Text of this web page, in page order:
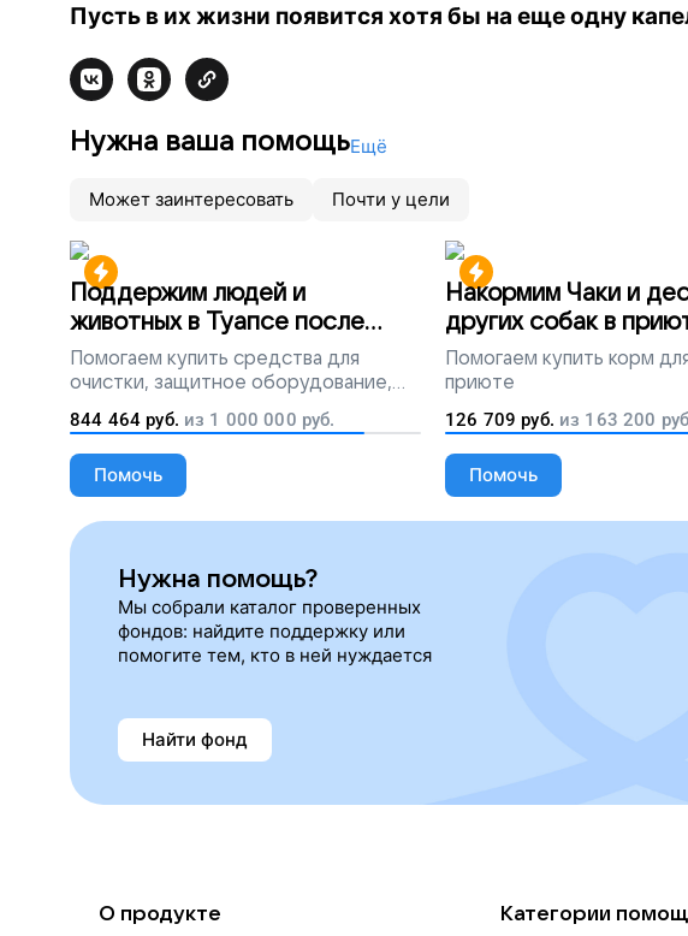
Пусть в их жизни появится хотя бы на еще одну
Нужна ваша помощьЕщё
Может заинтересовать Почти у цели
Поддержим людей и
животных в Туапсе после
разлива мазута
Помогаем купить средства для
очистки, защитное оборудование,
лекарства, корм и предметы первой
необходимости
844 464 руб. из 1 000 000 руб.
Помочь
Накормим Чаки и
других собак в
Помогаем купить корм
приюте
126 709 руб. из 163 200
Помочь
Нужна помощь?
Мы собрали каталог проверенных
фондов: найдите поддержку или
помогите тем, кто в ней нуждается
Найти фонд
О продукте Категории